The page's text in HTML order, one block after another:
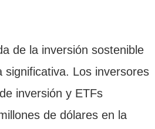
de la inversión sostenible
significativa. Los inversores
inversión y ETFs
de dólares en la